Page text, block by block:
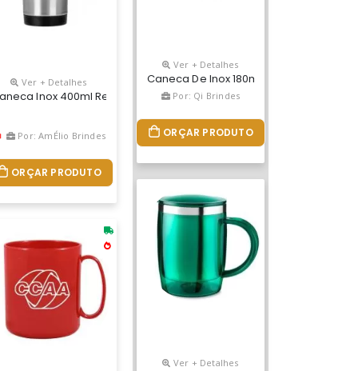
Vivas, Acabamento Impecável E Resistente A Microondas E
Redonda Fabricado Em Plástico Premium (pp) Atóxico, Cores
Ver + Detalhes
Inox 400ml Revestida Internamente Com Pvc, Pegador E
Por: AmÉlio Brindes
ORÇAR PRODUTO
Ver + Detalhes
Caneca De Inox 180ml Com Cabo E
Por: Qi Brindes
ORÇAR PRODUTO
Ver + Detalhes